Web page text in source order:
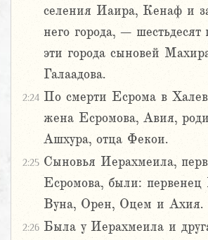
селения Иаира, Кенаф и
него города, – шестьдесят
эти города сыновей
Галаадова.
2:24 По смерти Есрома в
жена Есромова, Авия,
Ашхура, отца Фекои.
2:25 Сыновья Иерахмеила,
Есромова, были: первенец
Вуна, Орен, Оцем и Ахия.
2:26 Была у Иерахмеила и